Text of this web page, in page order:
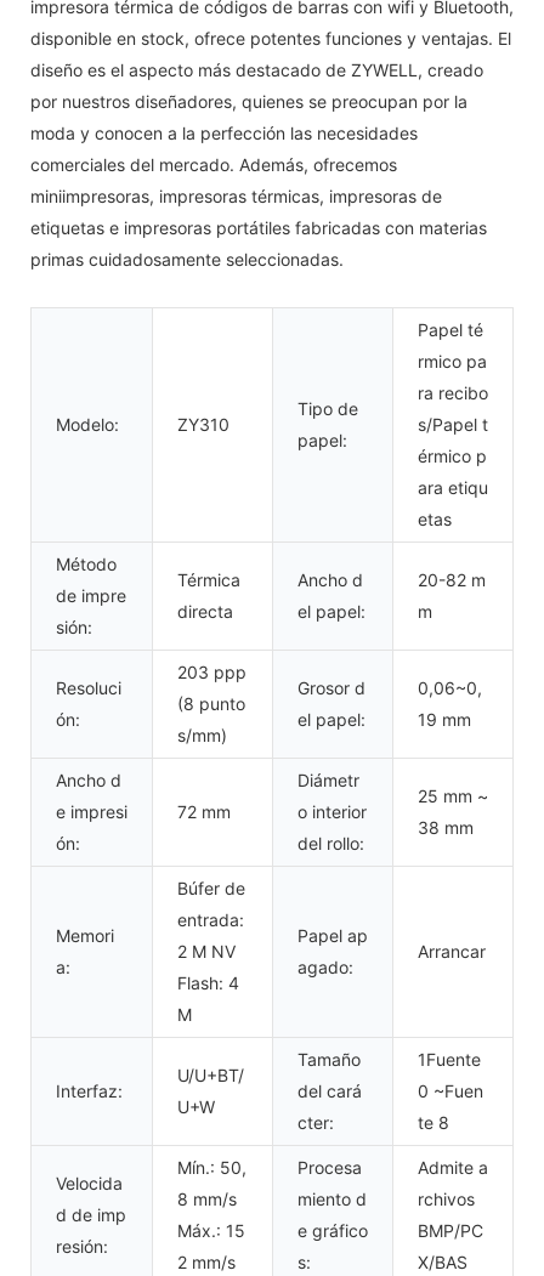
impresora térmica de códigos de barras con wifi y Bluetooth,
disponible en stock, ofrece potentes funciones y ventajas. El
diseño es el aspecto más destacado de ZYWELL, creado
por nuestros diseñadores, quienes se preocupan por la
moda y conocen a la perfección las necesidades
comerciales del mercado. Además, ofrecemos
miniimpresoras, impresoras térmicas, impresoras de
etiquetas e impresoras portátiles fabricadas con materias
primas cuidadosamente seleccionadas.
Modelo: ZY310
Tipo de
papel:
Papel té
rmico pa
ra recibo
s/Papel t
érmico p
ara etiqu
etas
Método
de impre
sión:
Térmica
directa
Ancho d
el papel:
20-82 m
m
Resoluci
ón:
203 ppp
(8 punto
s/mm)
Grosor d
el papel:
0,06~0,
19 mm
Ancho d
e impresi
ón:
72 mm
Diámetr
o interior
del rollo:
25 mm ~
38 mm
Memori
a:
Búfer de
entrada:
2 M NV
Flash: 4
M
Papel ap
agado:
Arrancar
Interfaz:
U/U+BT/
U+W
Tamaño
del cará
cter:
1Fuente
0 ~Fuen
te 8
Velocida
d de imp
resión:
Mín.: 50,
8 mm/s
Máx.: 15
2 mm/s
Procesa
miento d
e gráfico
s:
Admite a
rchivos
BMP/PC
X/BAS